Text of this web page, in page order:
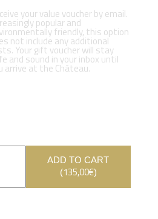
your value voucher by email.
popular and
friendly, this option
not include any additional
Your gift voucher will stay
and sound in your inbox until
arrive at the Château.
ADD TO CART
(135,00€)